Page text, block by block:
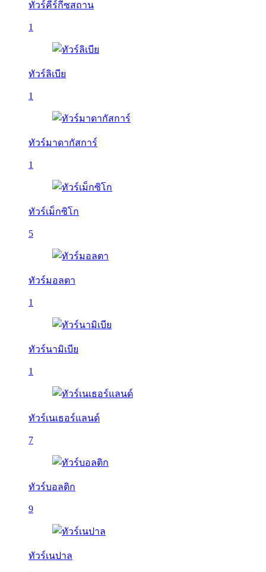
ทัวร์คีร์กีซสถาน
1
ทัวร์ลิเบีย
1
ทัวร์มาดากัสการ์
1
ทัวร์เม็กซิโก
5
ทัวร์มอลตา
1
ทัวร์นามิเบีย
1
ทัวร์เนเธอร์แลนด์
7
ทัวร์บอลติก
9
ทัวร์เนปาล